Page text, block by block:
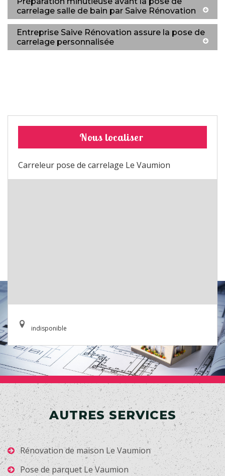
carrelage salle de bain par Saive Rénovation
Entreprise Saive Rénovation assure la pose de
carrelage personnalisée
Nous localiser
Carreleur pose de carrelage Le Vaumion
indisponible
AUTRES SERVICES
Rénovation de maison Le Vaumion
Pose de parquet Le Vaumion